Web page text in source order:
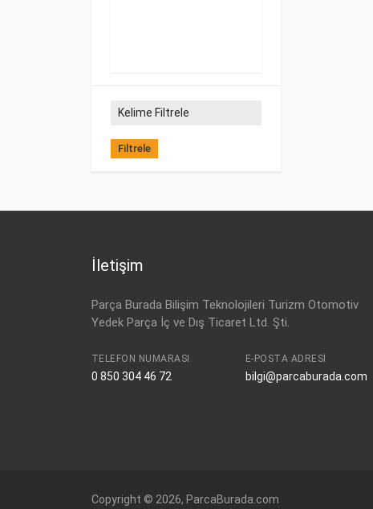
Filtrele
İletişim
Parça Burada Bilişim Teknolojileri Turizm Otomotiv
Yedek Parça İç ve Dış Ticaret Ltd. Şti.
TELEFON NUMARASI
0 850 304 46 72
E-POSTA ADRESI
bilgi@parcaburada.com
Copyright © 2026, ParcaBurada.com